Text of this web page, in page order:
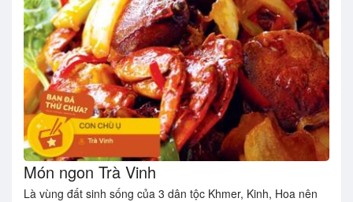
Món ngon Trà Vinh
Là vùng đất sinh sống của 3 dân tộc Khmer, Kinh, Hoa nên